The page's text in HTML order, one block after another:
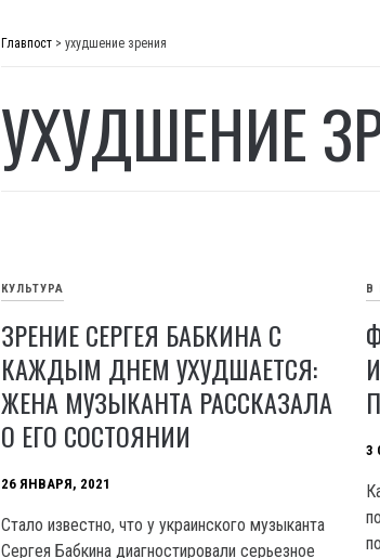
Главпост > ухудшение зрения
УХУДШЕНИЕ
КУЛЬТУРА
ЗРЕНИЕ СЕРГЕЯ БАБКИНА С
КАЖДЫМ ДНЕМ УХУДШАЕТСЯ:
ЖЕНА МУЗЫКАНТА РАССКАЗАЛА
О ЕГО СОСТОЯНИИ
26 ЯНВАРЯ, 2021
Стало известно, что у украинского музыканта
Сергея Бабкина диагностировали серьезное
В
3